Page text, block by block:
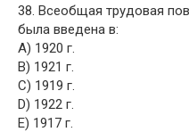
38. Всеобщая трудовая
была введена в:
A) 1920 г.
B) 1921 г.
C) 1919 г.
D) 1922 г.
E) 1917 г.